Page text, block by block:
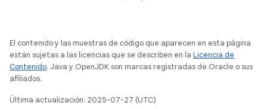
El contenido y las muestras de código que aparecen en esta página
están sujetas a las licencias que se describen en la Licencia de
Contenido. Java y OpenJDK son marcas registradas de Oracle o sus
afiliados.
Última actualización: 2025-07-27 (UTC)